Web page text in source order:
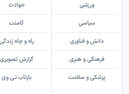
ورزشی
سیاسی
دانش و فناوری
فرهنگی و هنری
پزشکی و سلامت
حوادث
کامنت
راه و چاه زندگی
گزارش تصویری
بازتاب تی وی